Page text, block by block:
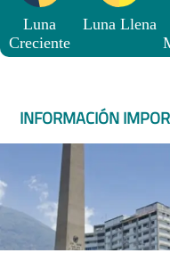
Luna
Creciente
Luna Llena
INFORMACIÓN